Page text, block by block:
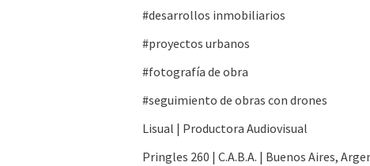
#desarrollos inmobiliarios
#proyectos urbanos
#fotografía de obra
#seguimiento de obras con drones
Lisual | Productora Audiovisual
Pringles 260 | C.A.B.A. | Buenos Aires,